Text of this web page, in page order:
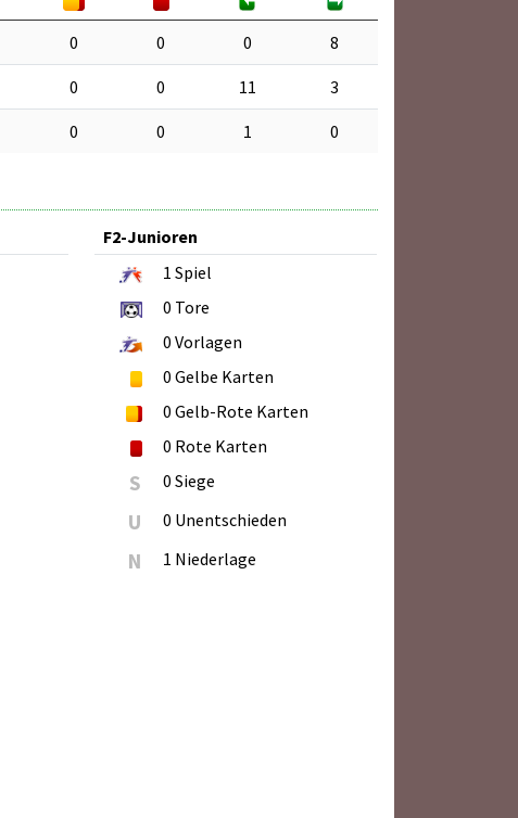
0 0 0 8
0 0 11 3
0 0 1 0
F2-Junioren
1 Spiel
0 Tore
0 Vorlagen
0 Gelbe Karten
0 Gelb-Rote Karten
0 Rote Karten
S 0 Siege
U 0 Unentschieden
N 1 Niederlage